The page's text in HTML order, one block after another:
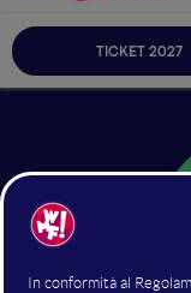
TICKET 2027